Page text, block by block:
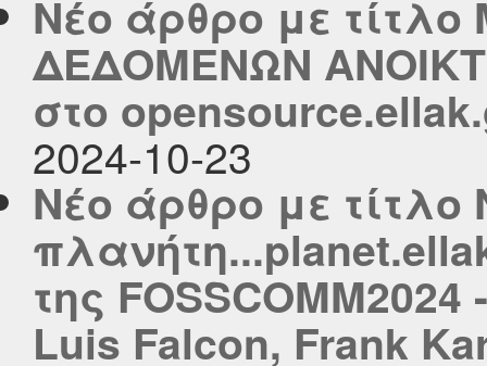
Νέο άρθρο με
ΔΕΔΟΜΕΝΩΝ
στο
2024-10-23
Νέο άρθρο με
της
Luis Falcon, Frank